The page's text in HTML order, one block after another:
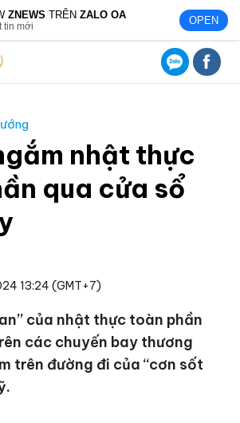
ZNEWS TRÊNZALO OA
tin mới OPEN
nhật thực
qua cửa sổ
13:24 (GMT+7)
của nhật thực toàn phần
các chuyến bay thương
trên đường đi của “cơn sốt